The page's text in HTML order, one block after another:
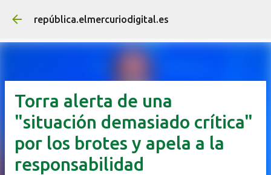
Ir al contenido principal
república.elmercuriodigital.es
Torra alerta de una
"situación demasiado crítica"
por los brotes y apela a la
responsabilidad